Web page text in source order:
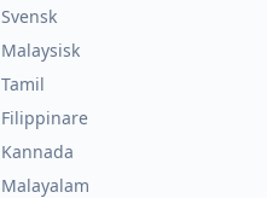
Svensk
Malaysisk
Tamil
Filippinare
Kannada
Malayalam